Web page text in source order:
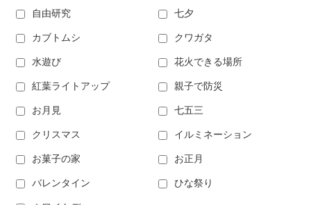
自由研究 七夕
カブトムシ クワガタ
水遊び 花火できる場所
紅葉ライトアップ 親子で防災
お月見 七五三
クリスマス イルミネーション
お菓子の家 お正月
バレンタイン ひな祭り